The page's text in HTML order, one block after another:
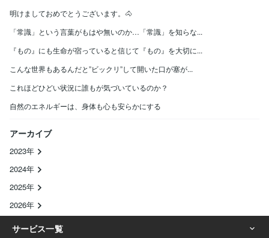
明けましておめでとうございます。🐴
「常識」という言葉がもはや無いのか…「常識」を知らな...
『もの』にも生命が宿っていると信じて『もの』を大切に...
こんな世界もあるんだと”ビックリ”して開いた口が塞が...
これほどひどい状況に誰もが気づいているのか？
自然のエネルギーは、身体も心も安らかにする
アーカイブ
2023年
2024年
2025年
2026年